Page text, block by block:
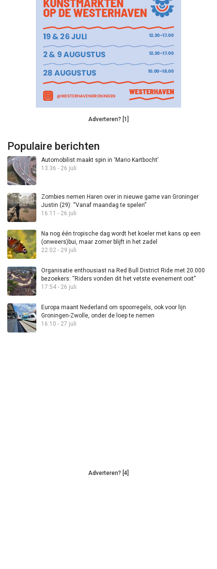
Adverteren? [1]
Populaire berichten
Automobilist maakt spin in ‘Mario Kartbocht’
13:36 - 26 juli
Zombies nemen Haren over in nieuwe game van Groninger
Justin (29): “Vanaf maandag te spelen”
16:11 - 26 juli
Na nog één tropische dag wordt het koeler met kans op een
(onweers)bui, maar zomer blijft in het zadel
22:02 - 29 juli
Organisatie enthousiast na Red Bull District Ride met 20.000
bezoekers: “Riders vonden dit het vetste evenement ooit”
17:54 - 26 juli
Europa maant Nederland om spoorregels, ook voor lijn
Groningen-Zwolle, onder de loep te nemen
16:10 - 27 juli
Adverteren? [4]